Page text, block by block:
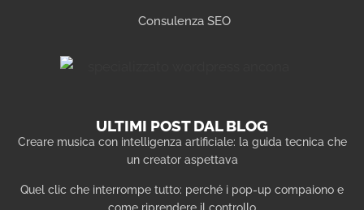
Consulenza SEO
ULTIMI POST DAL BLOG
Creare musica con intelligenza artificiale: la guida tecnica che
un creator aspettava
Quel clic che interrompe tutto: perché i pop-up compaiono e
come riprendere il controllo